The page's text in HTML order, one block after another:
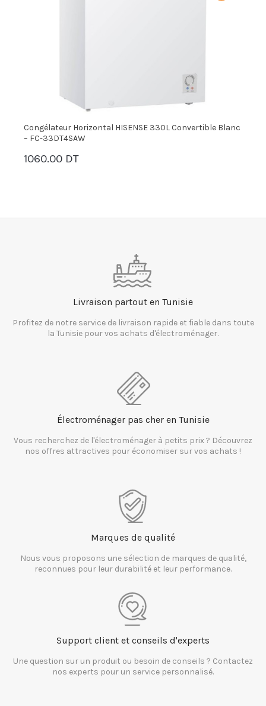
Congélateur Horizontal HISENSE 330L Convertible Blanc
– FC-33DT4SAW
1060.00 DT
PANIER
Livraison partout en Tunisie
Profitez de notre service de livraison rapide et fiable dans toute
la Tunisie pour vos achats d'électroménager.
Électroménager pas cher en Tunisie
Vous recherchez de l'électroménager à petits prix ? Découvrez
nos offres attractives pour économiser sur vos achats !
Marques de qualité
Nous vous proposons une sélection de marques de qualité,
reconnues pour leur durabilité et leur performance.
Support client et conseils d'experts
Une question sur un produit ou besoin de conseils ? Contactez
nos experts pour un service personnalisé.